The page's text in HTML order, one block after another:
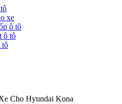
xe
ô tô
ô tô
tô
Cho Hyundai Kona